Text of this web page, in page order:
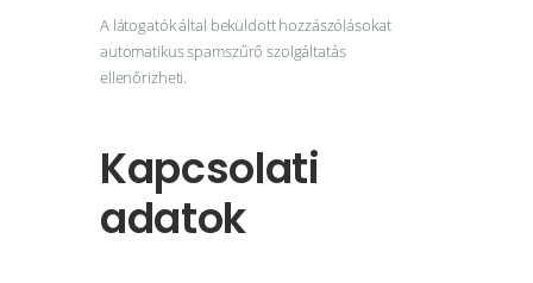
A látogatók által beküldött hozzászólásokat
automatikus spamszűrő szolgáltatás
ellenőrizheti.
Kapcsolati
adatok